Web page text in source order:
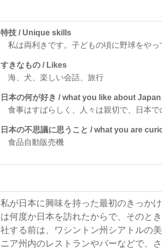
特技 / Unique skills
私は両利きです。子どもの頃に野球をや
すきなもの / Likes
海、犬、楽しい会話、旅行
日本の何が好き / what you like about Japan
食事はすばらしく、人々は親切で、日本
日本の不思議に思うこと / what you are
食品自動販売機
私が日本に興味を持った最初のきっか
は何度か日本を訪れたからで、そのと
社する前は、ワシントン州シアトルの
ニア州内のレストランやバーなどで、